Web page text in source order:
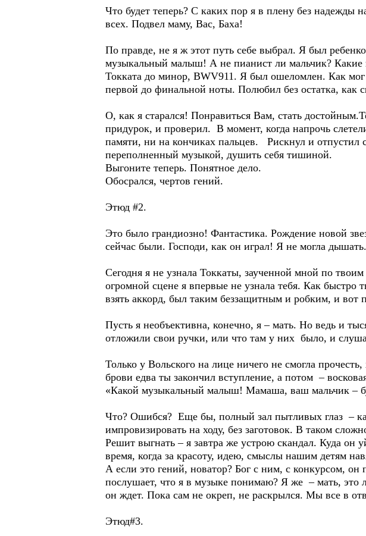
Что будет теперь? С каких пор я в плену без надежды
всех. Подвел маму, Вас, Баха!
По правде, не я ж этот путь себе выбрал. Я был
музыкальный малыш! А не пианист ли мальчик? Какие
Токката до минор, BWV911. Я был ошеломлен. Как
первой до финальной ноты. Полюбил без остатка, как
О, как я старался! Понравиться Вам, стать
придурок, и проверил. В момент, когда напрочь
памяти, ни на кончиках пальцев. Рискнул и отпустил
переполненный музыкой, душить себя тишиной.
Выгоните теперь. Понятное дело.
Обосрался, чертов гений.
Этюд #2.
Это было грандиозно! Фантастика. Рождение новой
сейчас были. Господи, как он играл! Я не могла дышать.
Сегодня я не узнала Токкаты, заученной мной по
огромной сцене я впервые не узнала тебя. Как
взять аккорд, был таким беззащитным и робким, и вот
Пусть я необъективна, конечно, я – мать. Но ведь и
отложили свои ручки, или что там у них было, и
Только у Вольского на лице ничего не смогла
брови едва ты закончил вступление, а потом –
«Какой музыкальный малыш! Мамаша, ваш мальчик –
Что? Ошибся? Еще бы, полный зал пытливых глаз –
импровизировать на ходу, без заготовок. В таком
Решит выгнать – я завтра же устрою скандал. Куда он
время, когда за красоту, идею, смыслы нашим детям
А если это гений, новатор? Бог с ним, с конкурсом,
послушает, что я в музыке понимаю? Я же – мать, это
он ждет. Пока сам не окреп, не раскрылся. Мы все в
Этюд#3.